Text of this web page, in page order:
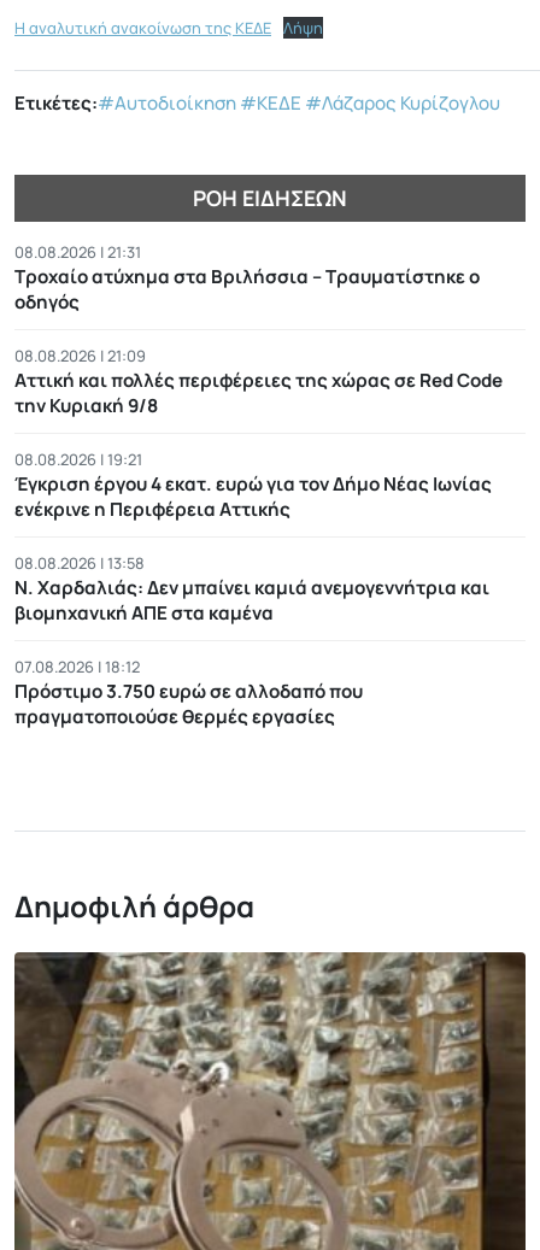
Η αναλυτική ανακοίνωση της ΚΕΔΕ Λήψη
Ετικέτες:#Αυτοδιοίκηση#ΚΕΔΕ #Λάζαρος Κυρίζογλου
ΡΟΉ ΕΙΔΉΣΕΩΝ
08.08.2026 | 21:31
Τροχαίο ατύχημα στα Βριλήσσια – Τραυματίστηκε ο
οδηγός
08.08.2026 | 21:09
Αττική και πολλές περιφέρειες της χώρας σε Red Code
την Κυριακή 9/8
08.08.2026 | 19:21
Έγκριση έργου 4 εκατ. ευρώ για τον Δήμο Νέας Ιωνίας
ενέκρινε η Περιφέρεια Αττικής
08.08.2026 | 13:58
Ν. Χαρδαλιάς: Δεν μπαίνει καμιά ανεμογεννήτρια και
βιομηχανική ΑΠΕ στα καμένα
07.08.2026 | 18:12
Πρόστιμο 3.750 ευρώ σε αλλοδαπό που
πραγματοποιούσε θερμές εργασίες
Δημοφιλή άρθρα